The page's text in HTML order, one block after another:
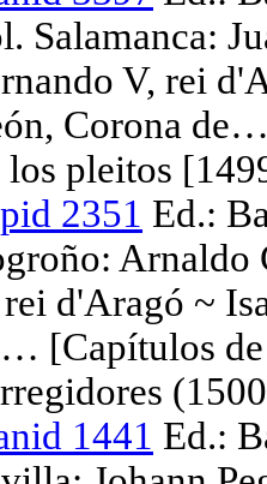
Salamanca:
V, rei
Corona
los pleitos
2351 Ed.:
Arnaldo
d'Aragó ~
[Capítulos de
1441 Ed.: